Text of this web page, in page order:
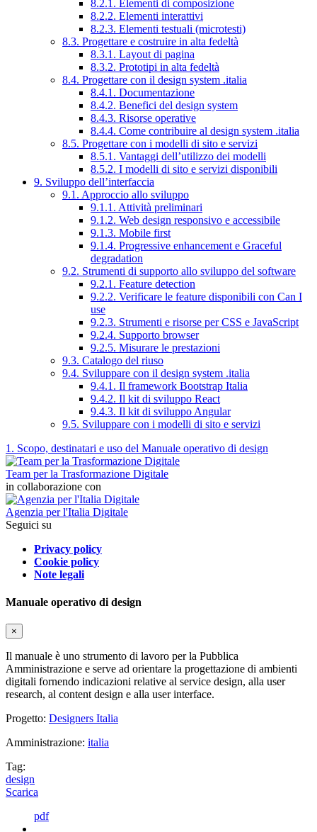
8.2.1. Elementi di composizione
8.2.2. Elementi interattivi
8.2.3. Elementi testuali (microtesti)
8.3. Progettare e costruire in alta fedeltà
8.3.1. Layout di pagina
8.3.2. Prototipi in alta fedeltà
8.4. Progettare con il design system .italia
8.4.1. Documentazione
8.4.2. Benefici del design system
8.4.3. Risorse operative
8.4.4. Come contribuire al design system .italia
8.5. Progettare con i modelli di sito e servizi
8.5.1. Vantaggi dell’utilizzo dei modelli
8.5.2. I modelli di sito e servizi disponibili
9. Sviluppo dell’interfaccia
9.1. Approccio allo sviluppo
9.1.1. Attività preliminari
9.1.2. Web design responsivo e accessibile
9.1.3. Mobile first
9.1.4. Progressive enhancement e Graceful
degradation
9.2. Strumenti di supporto allo sviluppo del software
9.2.1. Feature detection
9.2.2. Verificare le feature disponibili con Can I
use
9.2.3. Strumenti e risorse per CSS e JavaScript
9.2.4. Supporto browser
9.2.5. Misurare le prestazioni
9.3. Catalogo del riuso
9.4. Sviluppare con il design system .italia
9.4.1. Il framework Bootstrap Italia
9.4.2. Il kit di sviluppo React
9.4.3. Il kit di sviluppo Angular
9.5. Sviluppare con i modelli di sito e servizi
1. Scopo, destinatari e uso del Manuale operativo di design
Team per la Trasformazione Digitale
in collaborazione con
Agenzia per l'Italia Digitale
Seguici su
Privacy policy
Cookie policy
Note legali
Manuale operativo di design
×
Il manuale è uno strumento di lavoro per la Pubblica
Amministrazione e serve ad orientare la progettazione di ambienti
digitali fornendo indicazioni relative al service design, alla user
research, al content design e alla user interface.
Progetto: Designers Italia
Amministrazione: italia
Tag:
design
Scarica
pdf